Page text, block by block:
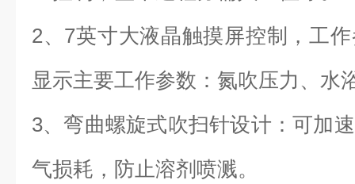
2、7英寸大液晶触摸屏控制，工
显示主要工作参数：氮吹压力、水
3、弯曲螺旋式吹扫针设计：可加
气损耗，防止溶剂喷溅。